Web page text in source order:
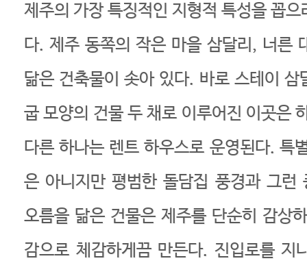
제주의 가장 특징적인 지형적 특성을 꼽으
다. 제주 동쪽의 작은 마을 삼달리, 너른
닮은 건축물이 솟아 있다. 바로 스테이 삼
굽 모양의 건물 두 채로 이루어진 이곳은
다른 하나는 렌트 하우스로 운영된다. 특
은 아니지만 평범한 돌담집 풍경과 그런
오름을 닮은 건물은 제주를 단순히 감상
감으로 체감하게끔 만든다. 진입로를 지